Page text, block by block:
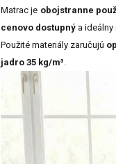
Matrac je obojstranne
cenovo dostupný a ideálny
Použité materiály zaručujú
jadro 35 kg/m³